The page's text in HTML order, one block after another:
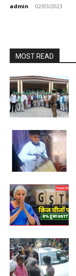
admin - 02/03/2023
MOST READ